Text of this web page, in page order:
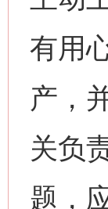
有用
产，
关负
题，